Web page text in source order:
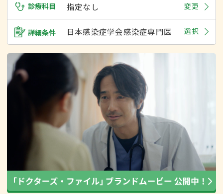
診療科目 指定なし 変更
詳細条件 日本感染症学会感染症専門医 選択